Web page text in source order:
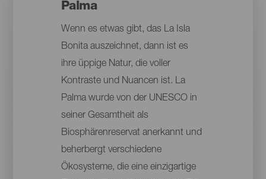
Palma
Wenn es etwas gibt, das La Isla
Bonita auszeichnet, dann ist es
ihre üppige Natur, die voller
Kontraste und Nuancen ist. La
Palma wurde von der UNESCO in
seiner Gesamtheit als
Biosphärenreservat anerkannt und
beherbergt verschiedene
Ökosysteme, die eine einzigartige